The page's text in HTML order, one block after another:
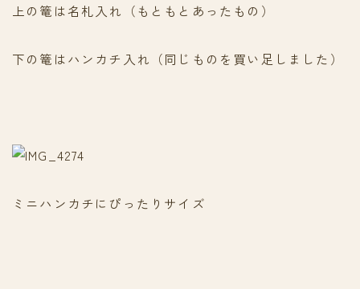
上の篭は名札入れ（もともとあったもの）
下の篭はハンカチ入れ（同じものを買い足しました）
ミニハンカチにぴったりサイズ